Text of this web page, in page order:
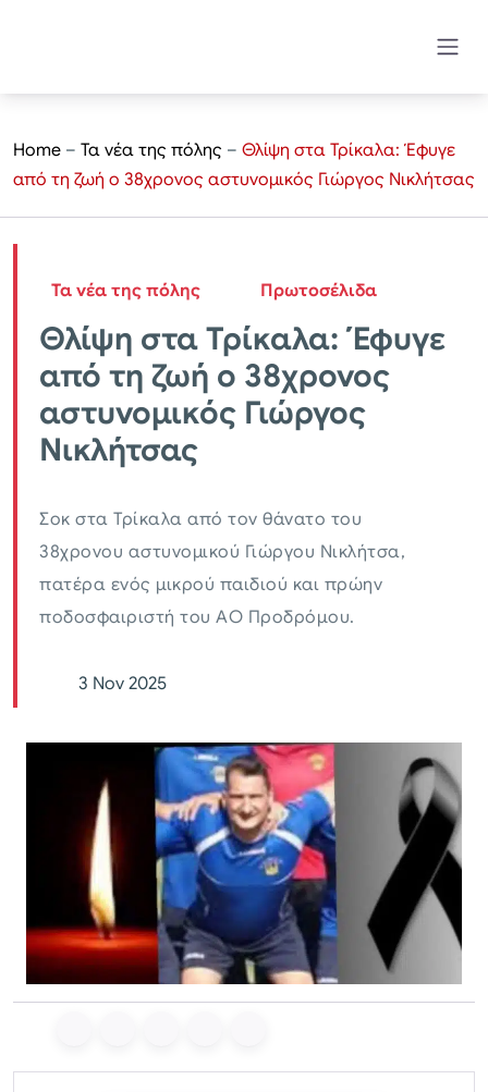
Home – Τα νέα της πόλης – Θλίψη στα Τρίκαλα: Έφυγε
από τη ζωή ο 38χρονος αστυνομικός Γιώργος Νικλήτσας
Τα νέα της πόλης Πρωτοσέλιδα
Θλίψη στα Τρίκαλα: Έφυγε
από τη ζωή ο 38χρονος
αστυνομικός Γιώργος
Νικλήτσας
Σοκ στα Τρίκαλα από τον θάνατο του
38χρονου αστυνομικού Γιώργου Νικλήτσα,
πατέρα ενός μικρού παιδιού και πρώην
ποδοσφαιριστή του ΑΟ Προδρόμου.
3 Nov 2025